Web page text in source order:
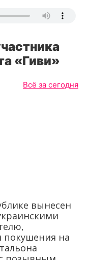
«Гиви»
Всё за сегодня
вынесен
покушения на